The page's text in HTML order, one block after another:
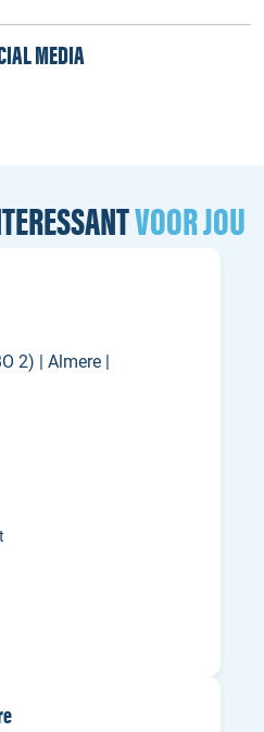
MEDIA
VOOR JOU
2) | Almere |